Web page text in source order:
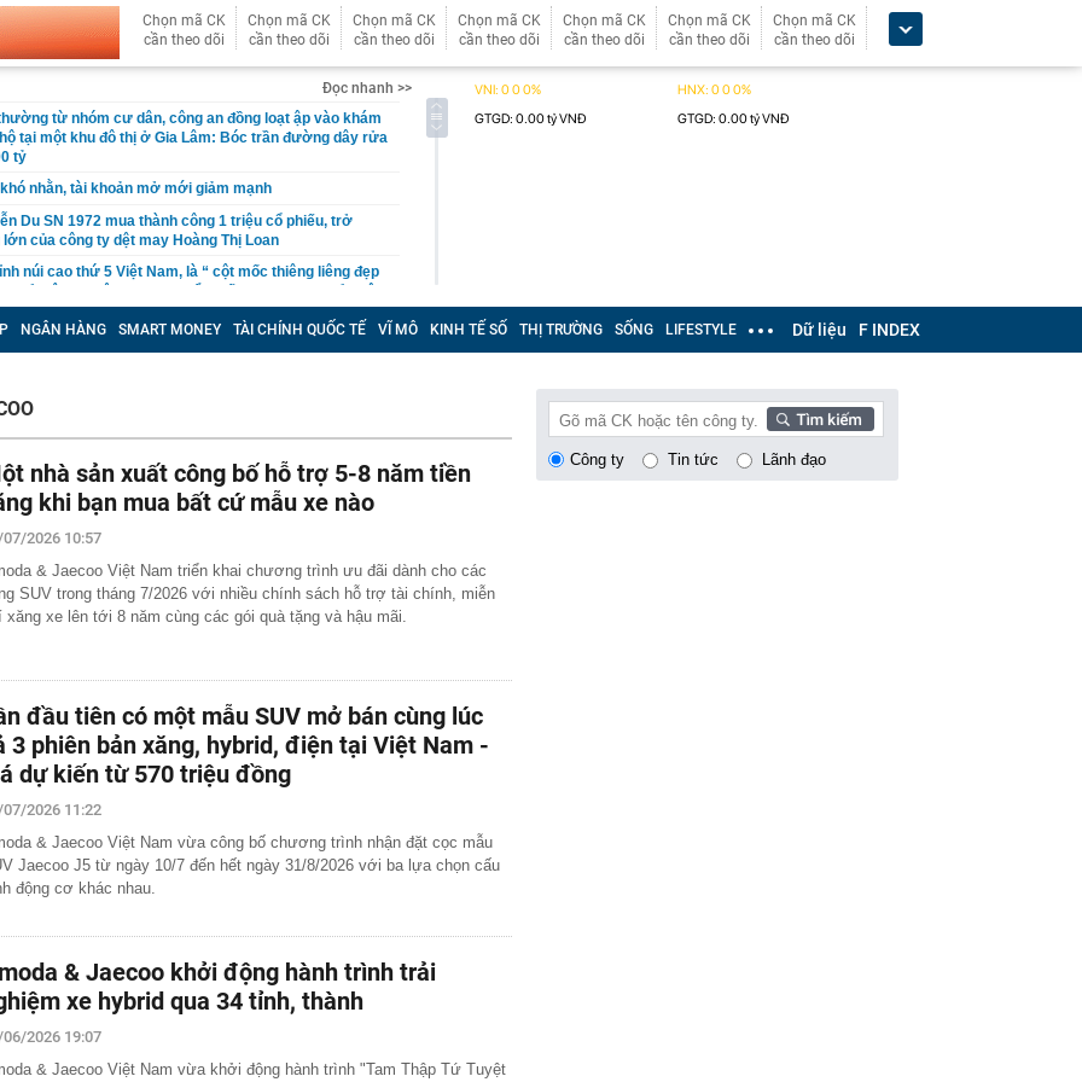
Chọn mã CK
cần theo dõi
Chọn mã CK
cần theo dõi
Chọn mã CK
cần theo dõi
Chọn mã CK
cần theo dõi
Chọn mã CK
cần theo dõi
Chọn mã CK
cần theo dõi
Chọn mã CK
cần theo dõi
Đọc nhanh >>
từ nhóm cư dân, công an đồng loạt ập vào khám
tại một khu đô thị ở Gia Lâm: Bóc trần đường dây rửa
tỷ
nhằn, tài khoản mở mới giảm mạnh
Du SN 1972 mua thành công 1 triệu cổ phiếu, trở
của công ty dệt may Hoàng Thị Loan
núi cao thứ 5 Việt Nam, là “ cột mốc thiêng liêng đẹp
hệ thống y khoa tư nhân sở hữu 14 bệnh viện, 2.900
bị HoSE cắt margin trong tháng 8
Việt thu hơn 1 tỷ USD ở nước ngoài trong nửa đầu
tăng hơn 120%
dự phóng VN-Index có thể chạm mốc 1.885 điểm
8
lượng tiền hơn 62.000 tỷ đồng, lớn hơn cả Vinhomes,
Máy Xanh, Bách Hóa Xanh, An Khang, vốn hóa
DMX
cổ, phát hiện 'kho báu' gồm 1.000 đồng tiền vàng và
biết ngôi nhà có phong thuỷ không thuận lợi
khách đến Việt Nam đông nhất 7 tháng đầu năm,
và Nga, gấp gần 6 lần Ấn Độ
tiết lộ: Khách thường chọn quả to, người trong
5 chi tiết này trước
tốc quỳ gối 1h an ủi khách: 7 năm sau ở khách sạn 5
ở nhà, bay hạng thương gia
có xương trẻ khỏe như phụ nữ 30, bác sĩ kinh ngạc khi
đựng tâm huyết của NSND Tự Long
4.300 USD/ounce, chuyên gia dự báo đỉnh mới
dầu khí đem hơn 42.200 tỷ đồng gửi ngân hàng
những người không rút điện ấm siêu tốc trước khi ngủ
NGÂN HÀNG SMART MONEY TÀI CHÍNH QUỐC TẾ VĨ MÔ KINH TẾ SỐ THỊ TRƯỜNG SỐNG LIFESTYLE Dữ liệu F INDEX
nhà sản xuất công bố hỗ trợ 5-8 năm tiền
khi bạn mua bất cứ mẫu xe nào
2026 10:57
& Jaecoo Việt Nam triển khai chương trình ưu đãi dành cho các
SUV trong tháng 7/2026 với nhiều chính sách hỗ trợ tài chính, miễn
xăng xe lên tới 8 năm cùng các gói quà tặng và hậu mãi.
đầu tiên có một mẫu SUV mở bán cùng lúc
3 phiên bản xăng, hybrid, điện tại Việt Nam -
dự kiến từ 570 triệu đồng
07/2026 11:22
& Jaecoo Việt Nam vừa công bố chương trình nhận đặt cọc mẫu
Jaecoo J5 từ ngày 10/7 đến hết ngày 31/8/2026 với ba lựa chọn cấu
động cơ khác nhau.
& Jaecoo khởi động hành trình trải
xe hybrid qua 34 tỉnh, thành
2026 19:07
& Jaecoo Việt Nam vừa khởi động hành trình "Tam Thập Tứ Tuyệt
Công ty Tin tức Lãnh đạo